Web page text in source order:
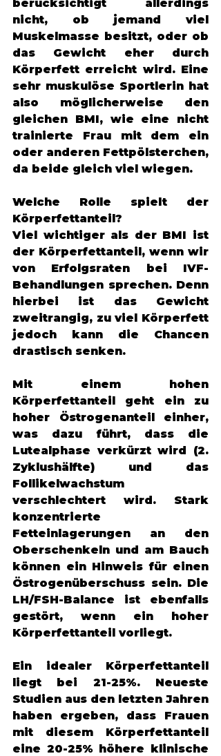
berücksichtigt allerdings
nicht, ob jemand viel
Muskelmasse besitzt, oder ob
das Gewicht eher durch
Körperfett erreicht wird. Eine
sehr muskulöse Sportlerin hat
also möglicherweise den
gleichen BMI, wie eine nicht
trainierte Frau mit dem ein
oder anderen Fettpölsterchen,
da beide gleich viel wiegen.
Welche Rolle spielt der
Körperfettanteil?
Viel wichtiger als der BMI ist
der Körperfettanteil, wenn wir
von Erfolgsraten bei IVF-
Behandlungen sprechen. Denn
hierbei ist das Gewicht
zweitrangig, zu viel Körperfett
jedoch kann die Chancen
drastisch senken.
Mit einem hohen
Körperfettanteil geht ein zu
hoher Östrogenanteil einher,
was dazu führt, dass die
Lutealphase verkürzt wird (2.
Zyklushälfte) und das
Follikelwachstum
verschlechtert wird. Stark
konzentrierte
Fetteinlagerungen an den
Oberschenkeln und am Bauch
können ein Hinweis für einen
Östrogenüberschuss sein. Die
LH/FSH-Balance ist ebenfalls
gestört, wenn ein hoher
Körperfettanteil vorliegt.
Ein idealer Körperfettanteil
liegt bei 21-25%. Neueste
Studien aus den letzten Jahren
haben ergeben, dass Frauen
mit diesem Körperfettanteil
eine 20-25% höhere klinische